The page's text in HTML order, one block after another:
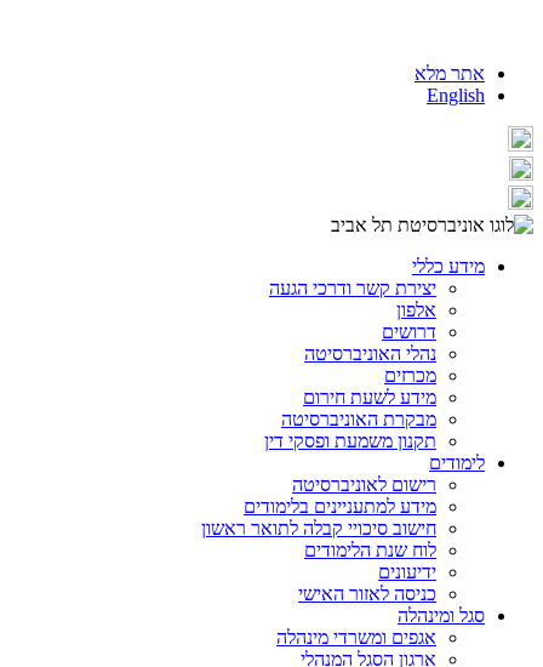
אתר מלא
English
מידע כללי
יצירת קשר ודרכי הגעה
אלפון
דרושים
נהלי האוניברסיטה
מכרזים
מידע לשעת חירום
מבקרת האוניברסיטה
תקנון משמעת ופסקי דין
לימודים
רישום לאוניברסיטה
מידע למתעניינים בלימודים
חישוב סיכויי קבלה לתואר ראשון
לוח שנת הלימודים
ידיעונים
כניסה לאזור האישי
סגל ומינהלה
אגפים ומשרדי מינהלה
ארגון הסגל המנהלי